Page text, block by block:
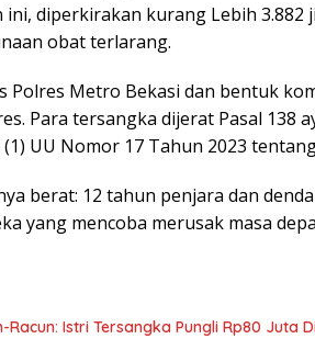
diperkirakan kurang Lebih 3.882
obat terlarang.
Polres Metro Bekasi dan bentuk
Para tersangka dijerat Pasal 138
(1) UU Nomor 17 Tahun 2023
berat: 12 tahun penjara dan
yang mencoba merusak masa
Istri Tersangka Pungli Rp80 Juta